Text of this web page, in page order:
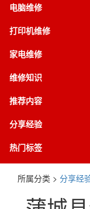
电脑维修
打印机维修
家电维修
维修知识
推荐内容
分享经验
热门标签
所属分类 > 分享经